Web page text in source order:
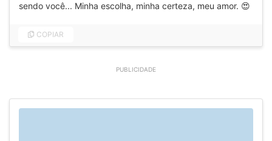
sendo você... Minha escolha, minha certeza, meu amor. 😍
COPIAR
PUBLICIDADE